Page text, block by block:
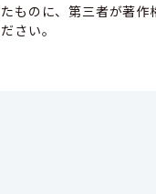
ものに、第三者が著
さい。